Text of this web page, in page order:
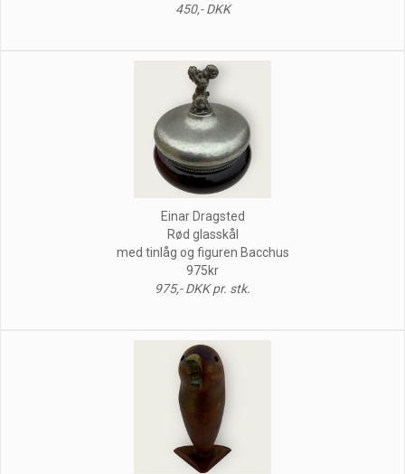
450,- DKK
Einar Dragsted
Rød glasskål
med tinlåg og figuren Bacchus
975kr
975,- DKK pr. stk.